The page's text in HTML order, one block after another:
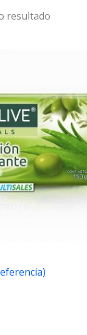
resultado